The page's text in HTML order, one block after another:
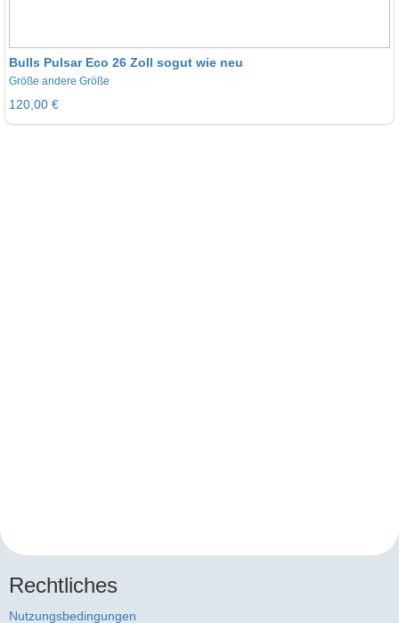
Bulls Pulsar Eco 26 Zoll sogut wie neu
Größe andere Größe
120,00 €
Rechtliches
Nutzungsbedingungen